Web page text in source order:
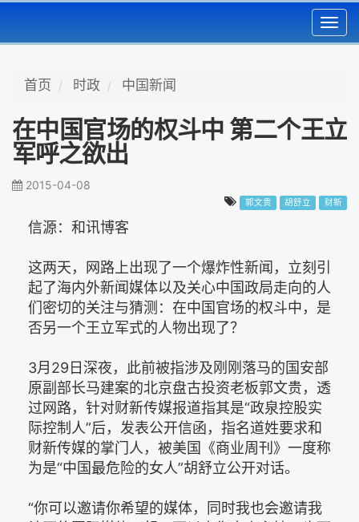
首页 时政 中国新闻
在中国官场的权斗中 第二个王立
军呼之欲出
2015-04-08
郭文贵 胡舒立 财新
信源：和讯博客
这两天，网路上出现了一个爆炸性新闻，立刻引
起了海内外新闻媒体以及关心中国政局走向的人
们密切的关注与猜测：在中国官场的权斗中，是
否另一个王立军式的人物出现了？
3月29日深夜，此前被指涉及刚刚落马的国安部
原副部长马建案的北京盘古投资老板郭文贵，透
过网路，针对财新传媒报道指其是“政泉控股实
际控制人”后，发表公开信函，指名道姓要求和
财新传媒的掌门人，被美国《商业周刊》一度称
为是“中国最危险的女人”胡舒立公开对话。
“你可以邀请你希望的媒体，同时我也会邀请我